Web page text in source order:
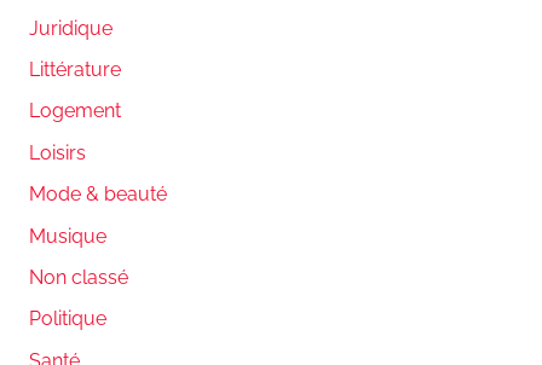
Juridique
Littérature
Logement
Loisirs
Mode & beauté
Musique
Non classé
Politique
Santé